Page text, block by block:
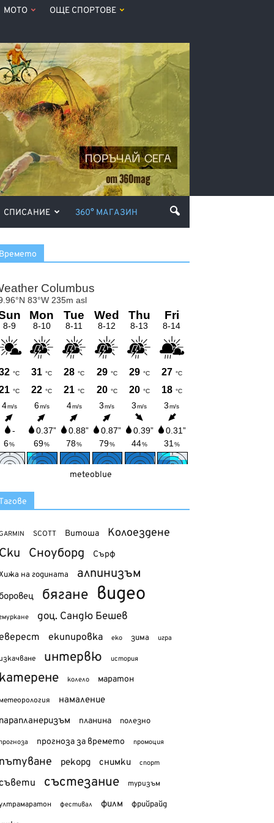
МОТО ОЩЕ СПОРТОВЕ
СПИСАНИЕ 360° МАГАЗИН
meteoblue
SCOTT Витоша Колоездене
Сноуборд Сърф
на годината алпинизъм
бягане видео
доц. Сандю Бешев
екипировка еко зима игра
интервю история
колело маратон
намаление
планина полезно
прогноза за времето промоция
рекорд снимки спорт
състезание туризъм
фестивал филм фрийрайд